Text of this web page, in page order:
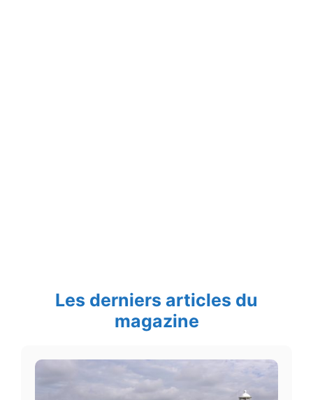
Les derniers articles du
magazine